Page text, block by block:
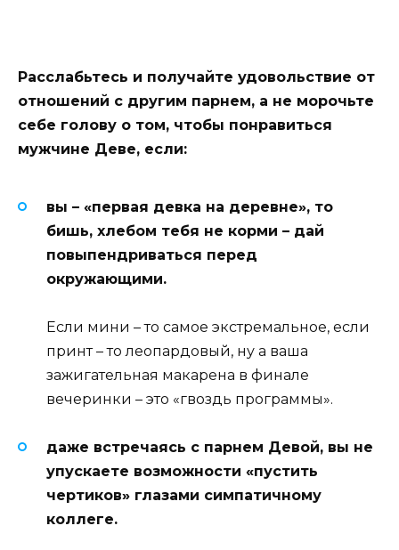
Расслабьтесь и получайте удовольствие от
отношений с другим парнем, а не морочьте
себе голову о том, чтобы понравиться
мужчине Деве, если:
вы – «первая девка на деревне», то
бишь, хлебом тебя не корми – дай
повыпендриваться перед
окружающими.
Если мини – то самое экстремальное, если
принт – то леопардовый, ну а ваша
зажигательная макарена в финале
вечеринки – это «гвоздь программы».
даже встречаясь с парнем Девой, вы не
упускаете возможности «пустить
чертиков» глазами симпатичному
коллеге.